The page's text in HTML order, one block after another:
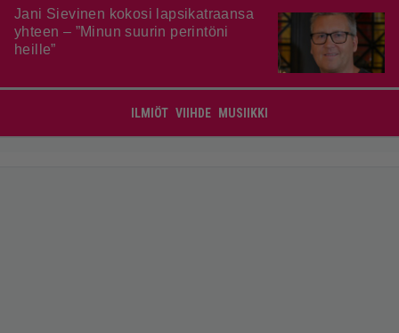
Jani Sievinen kokosi lapsikatraansa
yhteen – ”Minun suurin perintöni
heille”
ILMIÖT VIIHDE MUSIIKKI